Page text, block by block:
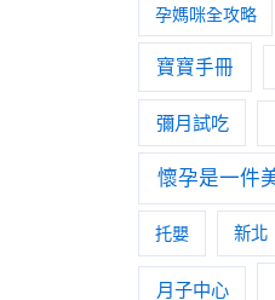
孕媽咪全攻略
寶寶手冊
彌月試吃
懷孕是一件
托嬰 新北
月子中心